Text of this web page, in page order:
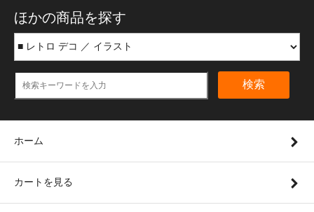
ほかの商品を探す
検索
ホーム
カートを見る